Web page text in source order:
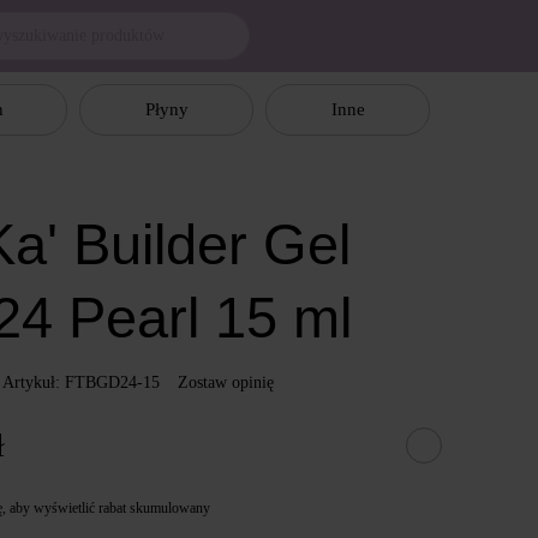
Płyny Inne
Builder Gel
Pearl 15 ml
Artykuł: FTBGD24-15 Zostaw opinię
, aby wyświetlić rabat skumulowany